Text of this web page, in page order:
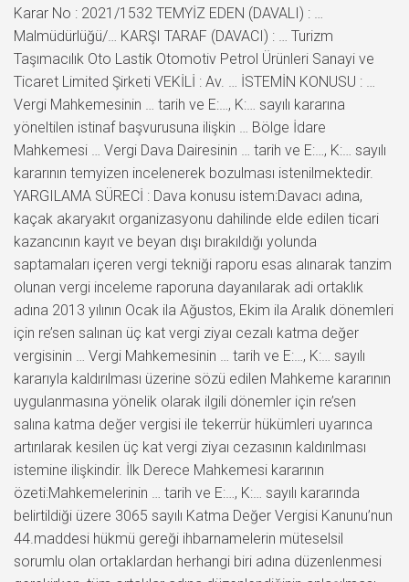
Karar No : 2021/1532 TEMYİZ EDEN (DAVALI) : …
Malmüdürlüğü/… KARŞI TARAF (DAVACI) : … Turizm
Taşımacılık Oto Lastik Otomotiv Petrol Ürünleri Sanayi ve
Ticaret Limited Şirketi VEKİLİ : Av. … İSTEMİN KONUSU : …
Vergi Mahkemesinin … tarih ve E:…, K:… sayılı kararına
yöneltilen istinaf başvurusuna ilişkin … Bölge İdare
Mahkemesi … Vergi Dava Dairesinin … tarih ve E:…, K:… sayılı
kararının temyizen incelenerek bozulması istenilmektedir.
YARGILAMA SÜRECİ : Dava konusu istem:Davacı adına,
kaçak akaryakıt organizasyonu dahilinde elde edilen ticari
kazancının kayıt ve beyan dışı bırakıldığı yolunda
saptamaları içeren vergi tekniği raporu esas alınarak tanzim
olunan vergi inceleme raporuna dayanılarak adi ortaklık
adına 2013 yılının Ocak ila Ağustos, Ekim ila Aralık dönemleri
için re’sen salınan üç kat vergi ziyaı cezalı katma değer
vergisinin … Vergi Mahkemesinin … tarih ve E:…, K:… sayılı
kararıyla kaldırılması üzerine sözü edilen Mahkeme kararının
uygulanmasına yönelik olarak ilgili dönemler için re’sen
salına katma değer vergisi ile tekerrür hükümleri uyarınca
artırılarak kesilen üç kat vergi ziyaı cezasının kaldırılması
istemine ilişkindir. İlk Derece Mahkemesi kararının
özeti:Mahkemelerinin … tarih ve E:…, K:… sayılı kararında
belirtildiği üzere 3065 sayılı Katma Değer Vergisi Kanunu’nun
44.maddesi hükmü gereği ihbarnamelerin müteselsil
sorumlu olan ortaklardan herhangi biri adına düzenlenmesi